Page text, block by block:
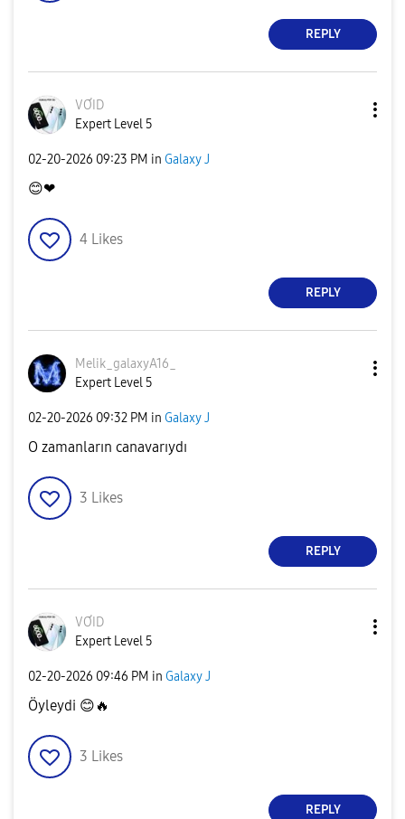
REPLY
VƠID
Expert Level 5
‎02-20-2026 09:23 PM in Galaxy J
😊❤
4 Likes
REPLY
Melik_galaxyA16
Expert Level 5
‎02-20-2026 09:32 PM in Galaxy J
O zamanların canavarıydı
3 Likes
REPLY
VƠID
Expert Level 5
‎02-20-2026 09:46 PM in Galaxy J
Öyleydi 😊 🔥
3 Likes
REPLY